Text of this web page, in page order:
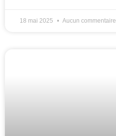
18 mai 2025 Aucun commentaire